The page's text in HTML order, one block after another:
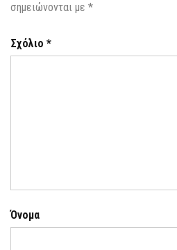
σημειώνονται με *
Σχόλιο *
Όνομα